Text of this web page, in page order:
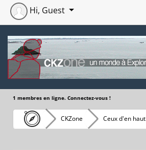
Hi, Guest
1 membres en ligne. Connectez-vous !
CKZone Ceux d'en haut